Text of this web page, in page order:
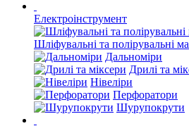
Електроінструмент
Шліфувальні та полірувальні
Дальноміри
Дрилі та
Нівеліри
Перфоратори
Шурупокрути